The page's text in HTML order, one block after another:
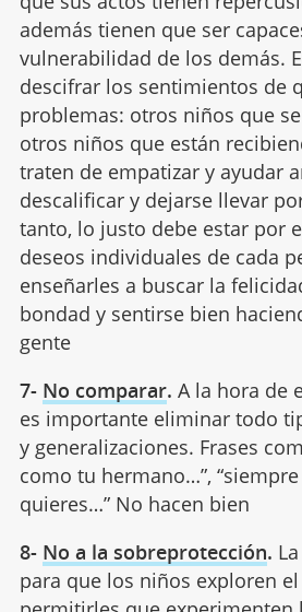
además tienen que ser
vulnerabilidad de los demás.
descifrar los sentimientos de
problemas: otros niños que
otros niños que están
traten de empatizar y ayudar
descalificar y dejarse llevar
tanto, lo justo debe estar por
deseos individuales de cada
enseñarles a buscar la
bondad y sentirse bien
gente
7- No comparar. A la hora de
es importante eliminar todo
y generalizaciones. Frases
como tu hermano…”,
quieres…” No hacen bien
8- No a la sobreprotección.
para que los niños exploren